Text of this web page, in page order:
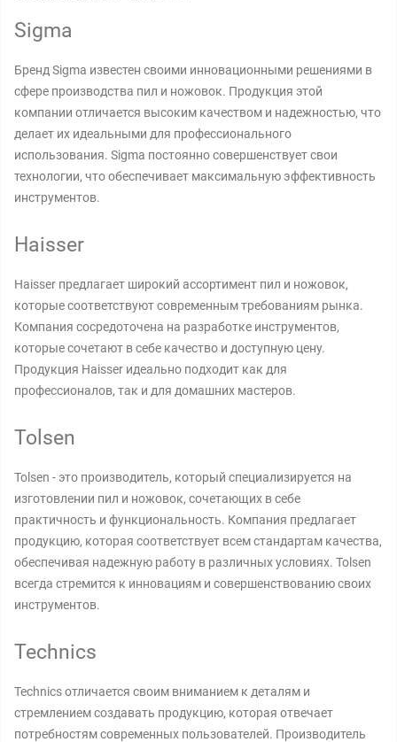
Sigma
Бренд Sigma известен своими инновационными решениями в
сфере производства пил и ножовок. Продукция этой
компании отличается высоким качеством и надежностью, что
делает их идеальными для профессионального
использования. Sigma постоянно совершенствует свои
технологии, что обеспечивает максимальную эффективность
инструментов.
Haisser
Haisser предлагает широкий ассортимент пил и ножовок,
которые соответствуют современным требованиям рынка.
Компания сосредоточена на разработке инструментов,
которые сочетают в себе качество и доступную цену.
Продукция Haisser идеально подходит как для
профессионалов, так и для домашних мастеров.
Tolsen
Tolsen - это производитель, который специализируется на
изготовлении пил и ножовок, сочетающих в себе
практичность и функциональность. Компания предлагает
продукцию, которая соответствует всем стандартам качества,
обеспечивая надежную работу в различных условиях. Tolsen
всегда стремится к инновациям и совершенствованию своих
инструментов.
Technics
Technics отличается своим вниманием к деталям и
стремлением создавать продукцию, которая отвечает
потребностям современных пользователей. Производитель